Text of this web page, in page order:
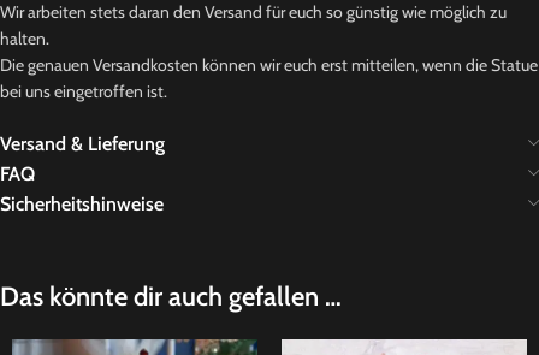
Wir arbeiten stets daran den Versand für euch so günstig wie möglich zu
halten.
Die genauen Versandkosten können wir euch erst mitteilen, wenn die Statue
bei uns eingetroffen ist.
Versand & Lieferung
FAQ
Sicherheitshinweise
Das könnte dir auch gefallen …